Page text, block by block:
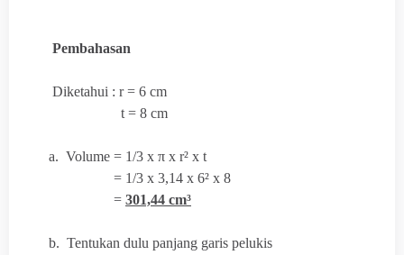
Pembahasan
Diketahui : r = 6 cm
t = 8 cm
a. Volume = 1/3 x π x r² x t
= 1/3 x 3,14 x 6² x 8
= 301,44 cm³
b. Tentukan dulu panjang garis pelukis